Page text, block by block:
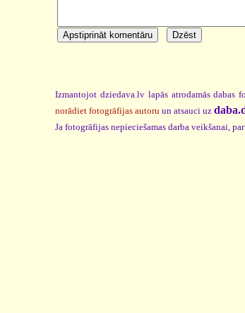
Izmantojot dziedava.lv lapās atrodamās dabas
norādiet fotogrāfijas autoru un atsauci uz
Ja fotogrāfijas nepieciešamas darba veikšanai,